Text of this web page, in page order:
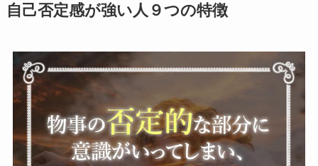
自己否定感が強い人９つの特徴